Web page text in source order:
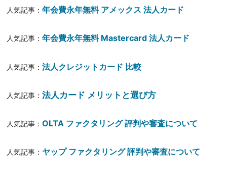
人気記事：年会費永年無料 アメックス 法人カード
人気記事：年会費永年無料 Mastercard 法人カード
人気記事：法人クレジットカード 比較
人気記事：法人カード メリットと選び方
人気記事：OLTA ファクタリング 評判や審査について
人気記事： ヤップ ファクタリング 評判や審査について